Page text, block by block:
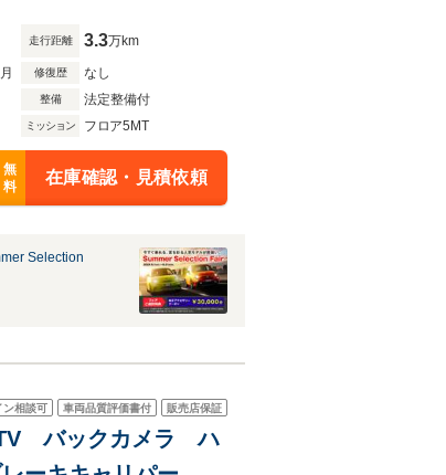
走行距離 3.3万km
修復歴 なし
整備 法定整備付
ミッション フロア5MT
無
料
在庫確認・見積依頼
Selection
ン相談可 車両品質評価書付 販売店保証
バックカメラ ハ